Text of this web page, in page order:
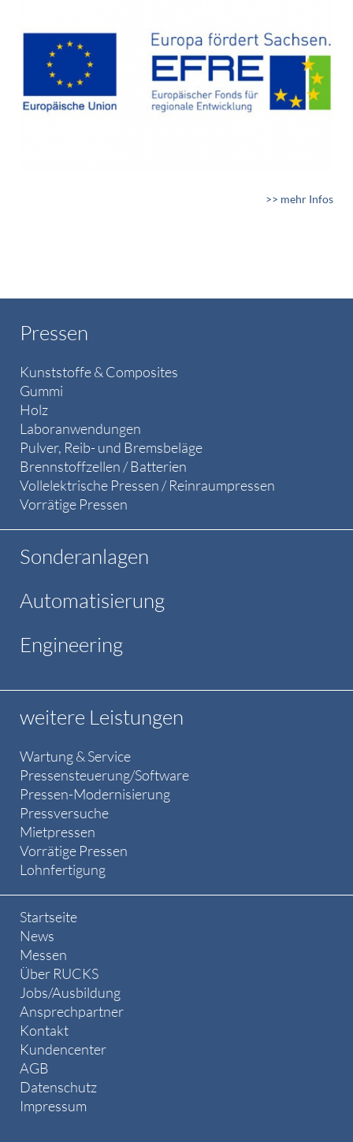
>> mehr Infos
Pressen
Kunststoffe & Composites
Gummi
Holz
Laboranwendungen
Pulver, Reib- und Bremsbeläge
Brennstoffzellen / Batterien
Vollelektrische Pressen / Reinraumpressen
Vorrätige Pressen
Sonderanlagen
Automatisierung
Engineering
weitere Leistungen
Wartung & Service
Pressensteuerung/Software
Pressen-Modernisierung
Pressversuche
Mietpressen
Vorrätige Pressen
Lohnfertigung
Startseite
News
Messen
Über RUCKS
Jobs/Ausbildung
Ansprechpartner
Kontakt
Kundencenter
AGB
Datenschutz
Impressum